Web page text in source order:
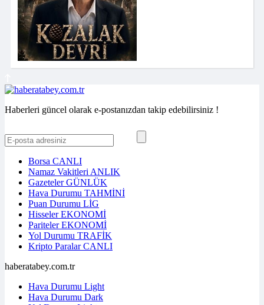
Haberleri güncel olarak e-postanızdan takip edebilirsiniz !
Borsa CANLI
Namaz Vakitleri ANLIK
GazetelerGÜNLÜK
Hava Durumu TAHMİNİ
Puan Durumu LİG
HisselerEKONOMİ
ParitelerEKONOMİ
Yol Durumu TRAFİK
Kripto ParalarCANLI
haberatabey.com.tr
Hava Durumu Light
Hava Durumu Dark